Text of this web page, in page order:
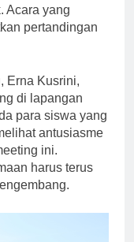
Acara yang
pertandingan
Erna Kusrini,
di lapangan
para siswa yang
antusiasme
ini.
harus terus